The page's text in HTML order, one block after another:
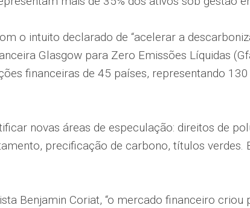
o intuito declarado de “acelerar a
Glasgow para Zero Emissões Líquidas
financeiras de 45 países, representando
novas áreas de especulação: direitos de
precificação de carbono, títulos verdes.
Benjamin Coriat, “o mercado financeiro criou